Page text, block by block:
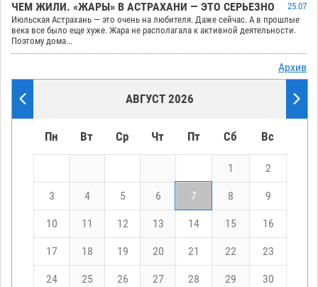
ЧЕМ ЖИЛИ. «ЖАРЫ» В АСТРАХАНИ — ЭТО СЕРЬЕЗНО
25.07
Июльская Астрахань — это очень на любителя. Даже сейчас. А в прошлые
века все было еще хуже. Жара не располагала к активной деятельности.
Поэтому дома...
Архив
АВГУСТ 2026
Пн Вт Ср Чт Пт Сб Вс
1 2
3 4 5 6 7 8 9
10 11 12 13 14 15 16
17 18 19 20 21 22 23
24 25 26 27 28 29 30